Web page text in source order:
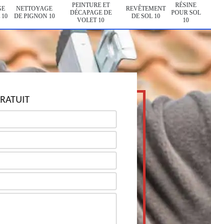
10
NETTOYAGE
DE PIGNON 10
PEINTURE ET
DÉCAPAGE DE
VOLET 10
REVÊTEMENT
DE SOL 10
RÉSINE
POUR SOL
10